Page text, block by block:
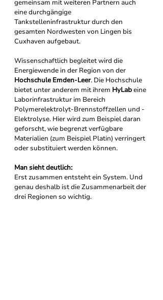
gemeinsam mit weiteren Partnern auch
eine durchgängige
Tankstelleninfrastruktur durch den
gesamten Nordwesten von Lingen bis
Cuxhaven aufgebaut.
Wissenschaftlich begleitet wird die
Energiewende in der Region von der
Hochschule Emden-Leer. Die Hochschule
bietet unter anderem mit ihrem HyLab eine
Laborinfrastruktur im Bereich
Polymerelektrolyt-Brennstoffzellen und -
Elektrolyse. Hier wird zum Beispiel daran
geforscht, wie begrenzt verfügbare
Materialien (zum Beispiel Platin) verringert
oder substituiert werden können.
Man sieht deutlich:
Erst zusammen entsteht ein System. Und
genau deshalb ist die Zusammenarbeit der
drei Regionen so wichtig.